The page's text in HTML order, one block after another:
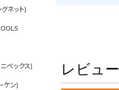
ネット)
ペックス)
ケン)
レビュー